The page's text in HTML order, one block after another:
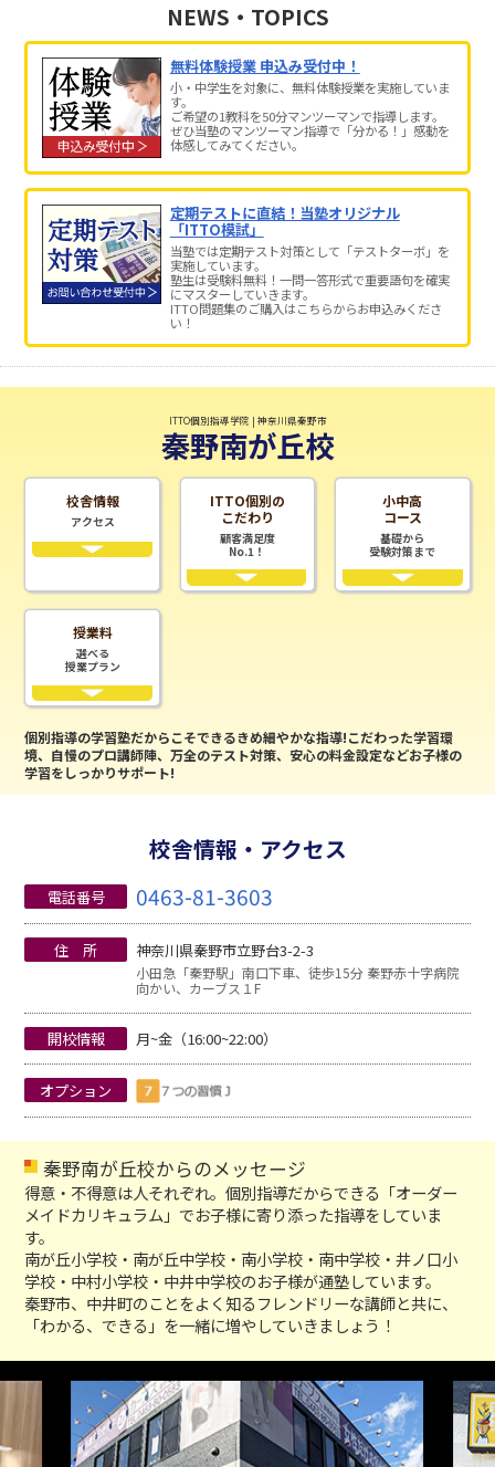
NEWS・TOPICS
無料体験授業 申込み受付中！
小・中学生を対象に、無料体験授業を実施していま
す。
ご希望の1教科を50分マンツーマンで指導します。
ぜひ当塾のマンツーマン指導で「分かる！」感動を
体感してみてください。
定期テストに直結！当塾オリジナル
「ITTO模試」
当塾では定期テスト対策として「テストターボ」を
実施しています。
塾生は受験料無料！一問一答形式で重要語句を確実
にマスターしていきます。
ITTO問題集のご購入はこちらからお申込みくださ
い！
ITTO個別指導学院 | 神奈川県秦野市
秦野南が丘校
校舎情報
アクセス
ITTO個別の
こだわり
顧客満足度
No.1！
小中高
コース
基礎から
受験対策まで
授業料
選べる
授業プラン
個別指導の学習塾だからこそできるきめ細やかな指導!こだわった学習環
境、自慢のプロ講師陣、万全のテスト対策、安心の料金設定などお子様の
学習をしっかりサポート!
校舎情報・アクセス
電話番号 0463-81-3603
住 所 神奈川県秦野市立野台3-2-3
小田急「秦野駅」南口下車、徒歩15分 秦野赤十字病院
向かい、カーブス１F
開校情報 月~金（16:00~22:00）
オプション
秦野南が丘校からのメッセージ
得意・不得意は人それぞれ。個別指導だからできる「オーダー
メイドカリキュラム」でお子様に寄り添った指導をしていま
す。
南が丘小学校・南が丘中学校・南小学校・南中学校・井ノ口小
学校・中村小学校・中井中学校のお子様が通塾しています。
秦野市、中井町のことをよく知るフレンドリーな講師と共に、
「わかる、できる」を一緒に増やしていきましょう！